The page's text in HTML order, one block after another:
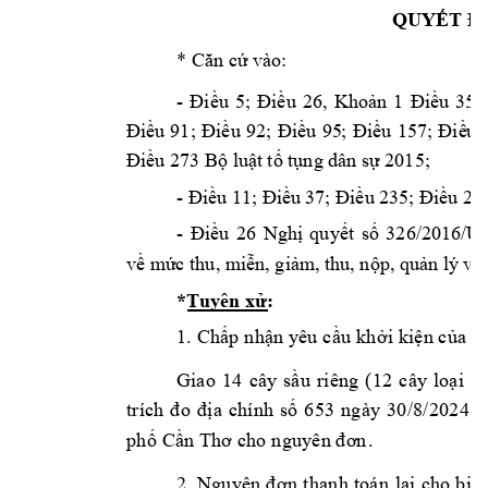
QUYẾT
* Căn cứ vào:
- Điều 5; Điều 26, Khoản 1 Điều 35,
Điều 91; Điều 92; Điều 95; Điều 157; Điều
Điều 273 Bộ luật tố tụng dân sự 2015;
- Điều 11; Điều 37; Điều 235; Điều
- Điều 26 Nghị quyết số 326/2016/
về mức thu, miễn, giảm, thu, nộp, quản lý và
*Tuyên xử:
1. Chấp nhận yêu cầu khởi kiện của n
Giao 14 cây sầu riêng (12 cây loại
trích đo địa chính số 653 ngày 30/8/2024
phố Cần Thơ cho nguyên đơn.